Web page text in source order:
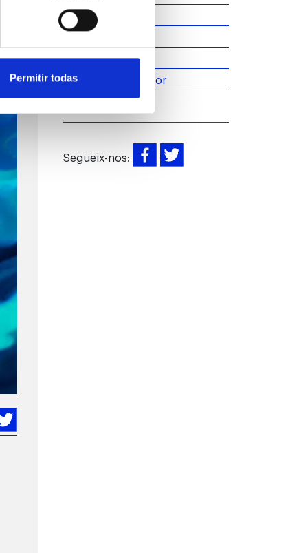
Permitir todas
Actualitat
Barcelona
Introducció
Més que un mirador
Segueix-nos: